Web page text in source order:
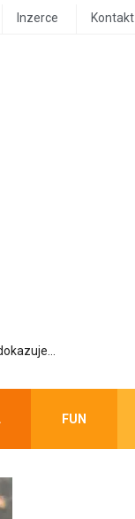
Inzerce Kontakt
c...
FUN